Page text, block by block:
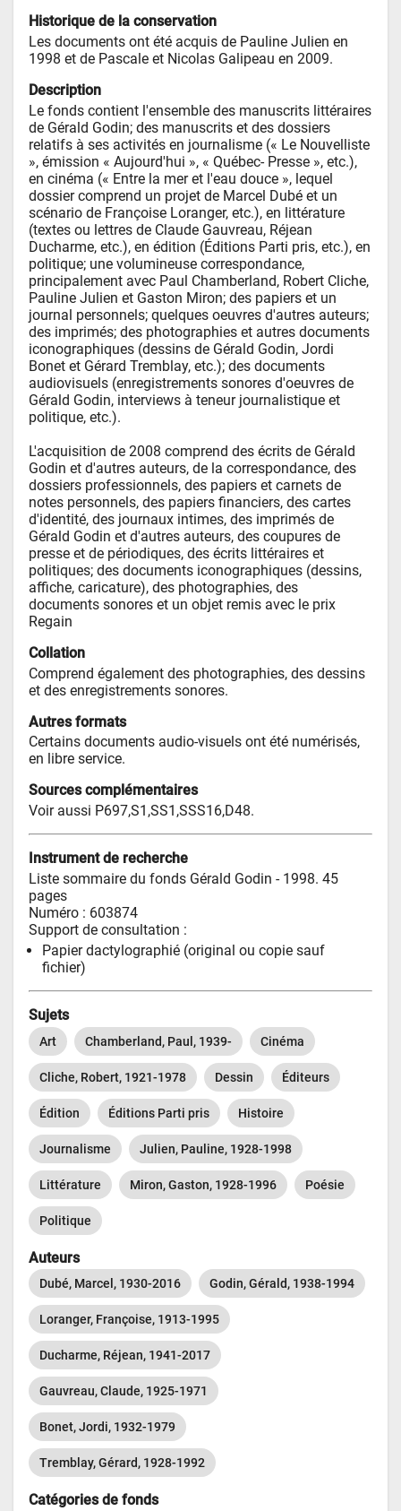
Historique de la conservation
Les documents ont été acquis de Pauline Julien en
1998 et de Pascale et Nicolas Galipeau en 2009.
Description
Le fonds contient l'ensemble des manuscrits littéraires
de Gérald Godin; des manuscrits et des dossiers
relatifs à ses activités en journalisme (« Le Nouvelliste
», émission « Aujourd'hui », « Québec- Presse », etc.),
en cinéma (« Entre la mer et l'eau douce », lequel
dossier comprend un projet de Marcel Dubé et un
scénario de Françoise Loranger, etc.), en littérature
(textes ou lettres de Claude Gauvreau, Réjean
Ducharme, etc.), en édition (Éditions Parti pris, etc.), en
politique; une volumineuse correspondance,
principalement avec Paul Chamberland, Robert Cliche,
Pauline Julien et Gaston Miron; des papiers et un
journal personnels; quelques oeuvres d'autres auteurs;
des imprimés; des photographies et autres documents
iconographiques (dessins de Gérald Godin, Jordi
Bonet et Gérard Tremblay, etc.); des documents
audiovisuels (enregistrements sonores d'oeuvres de
Gérald Godin, interviews à teneur journalistique et
politique, etc.).
L'acquisition de 2008 comprend des écrits de Gérald
Godin et d'autres auteurs, de la correspondance, des
dossiers professionnels, des papiers et carnets de
notes personnels, des papiers financiers, des cartes
d'identité, des journaux intimes, des imprimés de
Gérald Godin et d'autres auteurs, des coupures de
presse et de périodiques, des écrits littéraires et
politiques; des documents iconographiques (dessins,
affiche, caricature), des photographies, des
documents sonores et un objet remis avec le prix
Regain
Collation
Comprend également des photographies, des dessins
et des enregistrements sonores.
Autres formats
Certains documents audio-visuels ont été numérisés,
en libre service.
Sources complémentaires
Voir aussi P697,S1,SS1,SSS16,D48.
Instrument de recherche
Liste sommaire du fonds Gérald Godin - 1998. 45
pages
Numéro : 603874
Support de consultation :
Papier dactylographié (original ou copie sauf
fichier)
Sujets
Art Chamberland, Paul, 1939- Cinéma
Cliche, Robert, 1921-1978 Dessin Éditeurs
Édition Éditions Parti pris Histoire
Journalisme Julien, Pauline, 1928-1998
Littérature Miron, Gaston, 1928-1996 Poésie
Politique
Auteurs
Dubé, Marcel, 1930-2016 Godin, Gérald, 1938-1994
Loranger, Françoise, 1913-1995
Ducharme, Réjean, 1941-2017
Gauvreau, Claude, 1925-1971
Bonet, Jordi, 1932-1979
Tremblay, Gérard, 1928-1992
Catégories de fonds